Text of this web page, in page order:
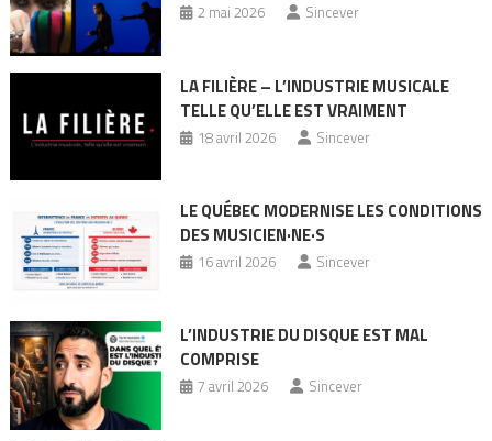
2 mai 2026 Sincever
LA FILIÈRE – L’INDUSTRIE MUSICALE
TELLE QU’ELLE EST VRAIMENT
18 avril 2026 Sincever
LE QUÉBEC MODERNISE LES CONDITIONS
DES MUSICIEN·NE·S
16 avril 2026 Sincever
L’INDUSTRIE DU DISQUE EST MAL
COMPRISE
7 avril 2026 Sincever